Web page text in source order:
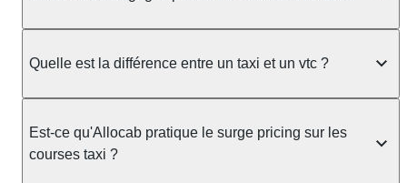
taxi berline accueille en général jusqu'à 3 bagages
ou nombreux, précisez-le dans le champ "Message
au chauffeur" lors de la réservation. Le prix n'est
pas impacté par le nombre de bagages.
Quelle est la différence entre un taxi et un vtc ?
prendre en charge directement dans la rue, à une
station ou sur réservation, avec un tarif au
Est-ce qu'Allocab pratique le surge pricing sur les
courses taxi ?